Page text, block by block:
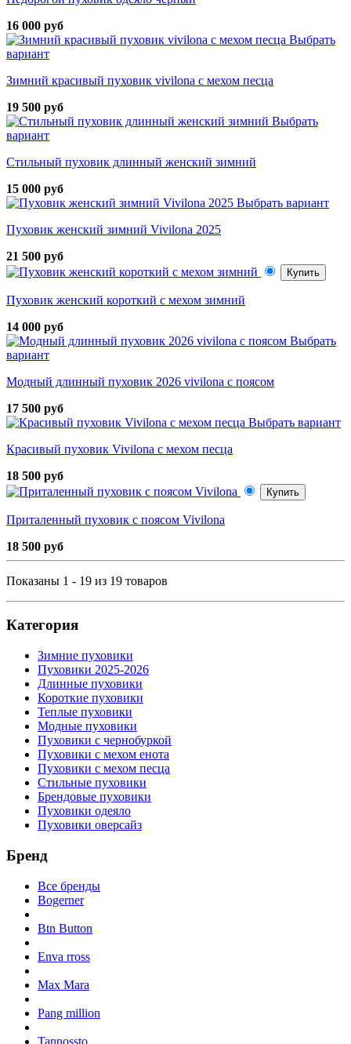
16 000 руб
Выбрать
вариант
Зимний красивый пуховик vivilona с мехом песца
19 500 руб
Выбрать
вариант
Стильный пуховик длинный женский зимний
15 000 руб
Выбрать вариант
Пуховик женский зимний Vivilona 2025
21 500 руб
Купить
Пуховик женский короткий с мехом зимний
14 000 руб
Выбрать
вариант
Модный длинный пуховик 2026 vivilona с поясом
17 500 руб
Выбрать вариант
Красивый пуховик Vivilona с мехом песца
18 500 руб
Купить
Приталенный пуховик с поясом Vivilona
18 500 руб
Показаны 1 - 19 из 19 товаров
Категория
Зимние пуховики
Пуховики 2025-2026
Длинные пуховики
Короткие пуховики
Теплые пуховики
Модные пуховики
Пуховики с чернобуркой
Пуховики с мехом енота
Пуховики с мехом песца
Стильные пуховики
Брендовые пуховики
Пуховики одеяло
Пуховики оверсайз
Бренд
Все бренды
Bogerner
Btn Button
Enva rross
Max Mara
Pang million
Tannossto